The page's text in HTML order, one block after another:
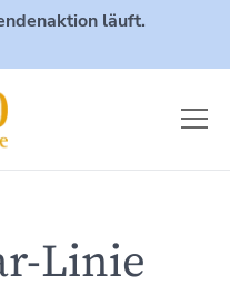
läuft.
Linie